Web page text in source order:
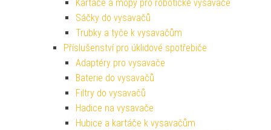
Kartáče a mopy pro robotické vysavače
Sáčky do vysavačů
Trubky a tyče k vysavačům
Příslušenství pro úklidové spotřebiče
Adaptéry pro vysavače
Baterie do vysavačů
Filtry do vysavačů
Hadice na vysavače
Hubice a kartáče k vysavačům